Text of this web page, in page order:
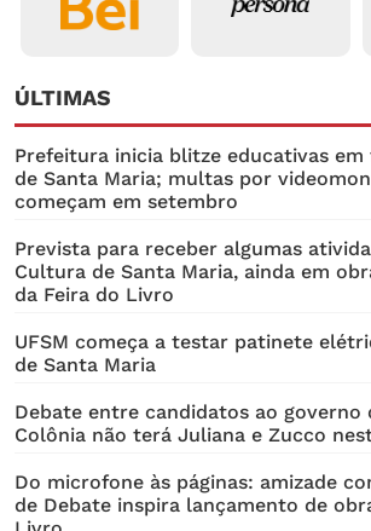
ÚLTIMAS
Prefeitura inicia blitze educativas em
de Santa Maria; multas por
começam em setembro
Prevista para receber algumas
Cultura de Santa Maria, ainda em
da Feira do Livro
UFSM começa a testar patinete
de Santa Maria
Debate entre candidatos ao governo
Colônia não terá Juliana e Zucco
Do microfone às páginas: amizade
de Debate inspira lançamento de